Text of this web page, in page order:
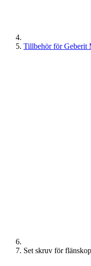
Tillbehör för Geberit
Set skruv för